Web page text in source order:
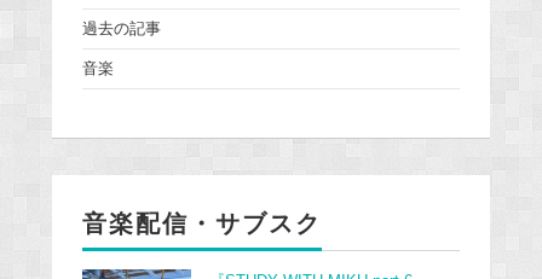
過去の記事
音楽
音楽配信・サブスク